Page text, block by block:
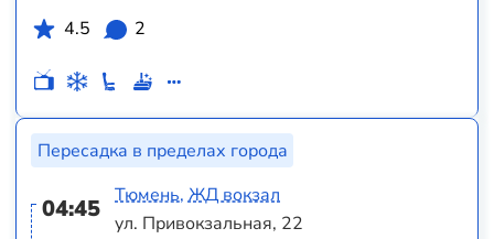
4.5
2
Пересадка в пределах города
04:45
Тюмень, ЖД вокзал
ул. Привокзальная, 22